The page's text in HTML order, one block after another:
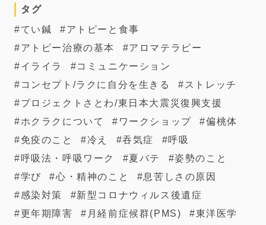
タグ
てい鍼
アトピーと食事
アトピー治療の基本
アロマテラピー
イライラ
コミュニケーション
コンセプト/ラクに自分を生きる
ストレッチ
プロジェクトさとわ/東日本大震災復興支援
ホクラクについて
ワークショップ
偏桃体
免疫のこと
冷え 吞気症
呼吸
呼吸法・呼吸ワーク
夏バテ
姿勢のこと
学び
心・精神のこと
息苦しさの原因
感染対策
新型コロナウィルス後遺症
更年期障害
月経前症候群(PMS)
東洋医学